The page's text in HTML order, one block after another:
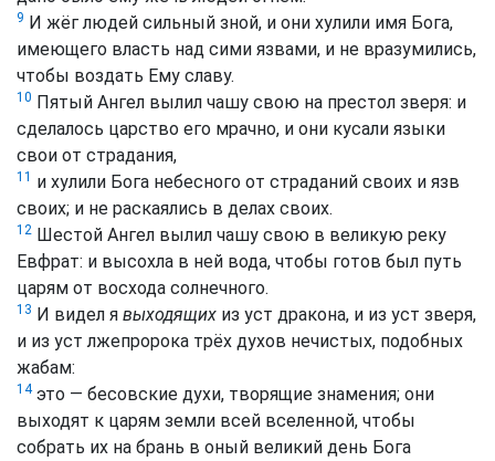
9 И жёг людей сильный зной, и они хулили имя Бога,
имеющего власть над сими язвами, и не вразумились,
чтобы воздать Ему славу.
10 Пятый Ангел вылил чашу свою на престол зверя: и
сделалось царство его мрачно, и они кусали языки
свои от страдания,
11 и хулили Бога небесного от страданий своих и язв
своих; и не раскаялись в делах своих.
12 Шестой Ангел вылил чашу свою в великую реку
Евфрат: и высохла в ней вода, чтобы готов был путь
царям от восхода солнечного.
13 И видел я выходящих из уст дракона, и из уст зверя,
и из уст лжепророка трёх духов нечистых, подобных
жабам:
14это — бесовские духи, творящие знамения; они
выходят к царям земли всей вселенной, чтобы
собрать их на брань в оный великий день Бога